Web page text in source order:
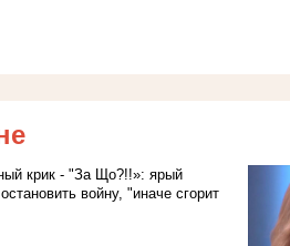
крик - "За Що?!!»: ярый
войну, "иначе сгорит